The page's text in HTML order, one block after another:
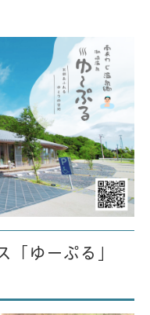
「ゆーぷる」